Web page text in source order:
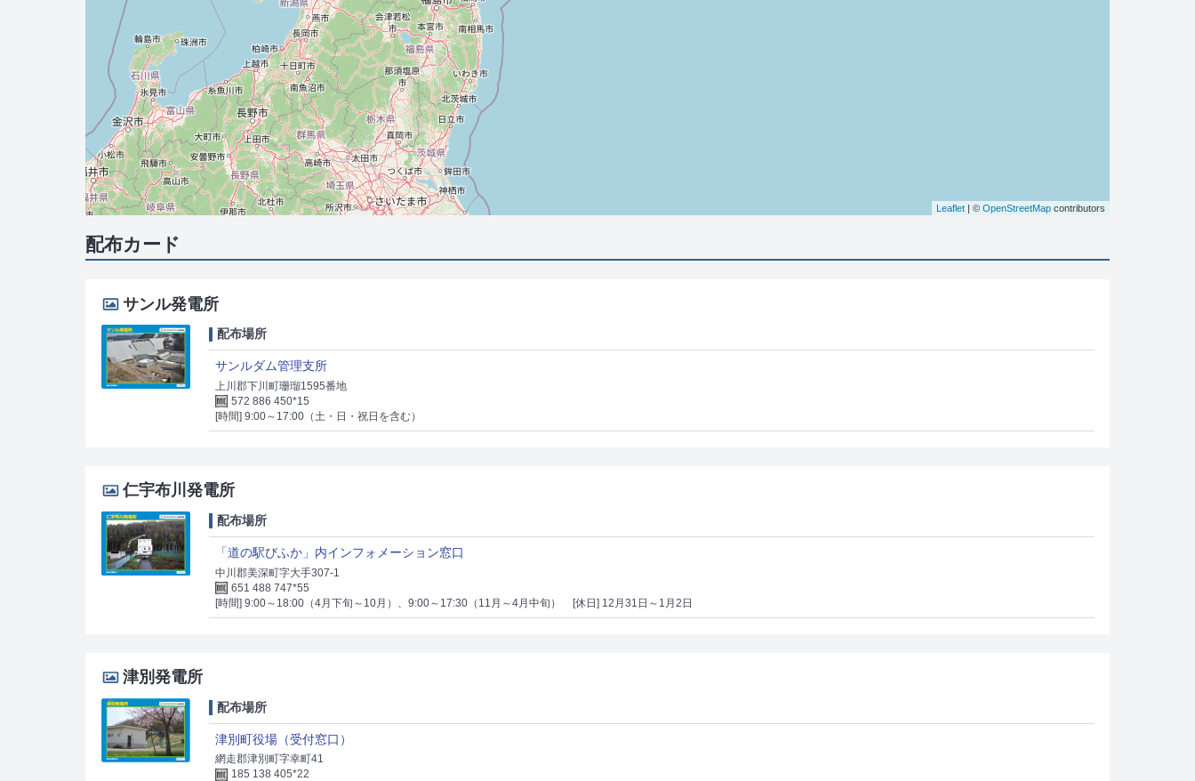
Leaflet | © OpenStreetMap contributors
配布カード
サンル発電所
配布場所
サンルダム管理支所
上川郡下川町珊瑠1595番地
572 886 450*15
[時間] 9:00～17:00（土・日・祝日を含む）
仁宇布川発電所
配布場所
「道の駅びふか」内インフォメーション窓口
中川郡美深町字大手307-1
651 488 747*55
[時間] 9:00～18:00（4月下旬～10月）、9:00～17:30（11月～4月中旬）
[休日] 12月31日～1月2日
津別発電所
配布場所
津別町役場（受付窓口）
網走郡津別町字幸町41
185 138 405*22